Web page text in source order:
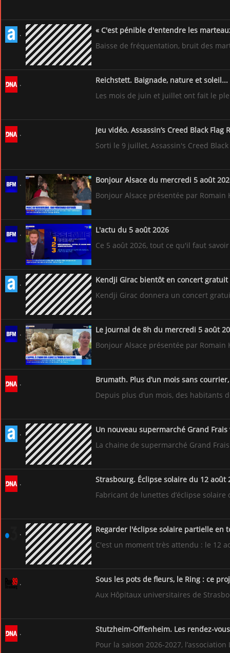
« C'est pénible d'entendre les
Baisse de fréquentation, bruit des
Reichstett. Baignade, nature et
Les mois de juin et juillet ont fait le
Jeu vidéo. Assassin’s Creed Black
Sorti le 9 juillet, Assassin's Creed
Bonjour Alsace du mercredi 5 août
Bonjour Alsace présentée par
L'actu du 5 août 2026
Ce 5 août 2026, tout ce qu'il faut
Kendji Girac bientôt en concert
Kendji Girac donnera un concert
Le journal de 8h du mercredi 5 août
Bonjour Alsace présentée par
Brumath. Plus d’un mois sans
Depuis plus d’un mois, des habitants
Un nouveau supermarché Grand
La chaine de supermarché Grand
Strasbourg. Éclipse solaire du 12
Fabricant de lunettes d’éclipse
Regarder l'éclipse solaire partielle en
C'est un moment très attendu : le 12
Sous les pots de fleurs, le Ring : ce
Aux Hôpitaux universitaires de
Stutzheim-Offenheim. Les rendez-
Pour la saison 2026-2027,